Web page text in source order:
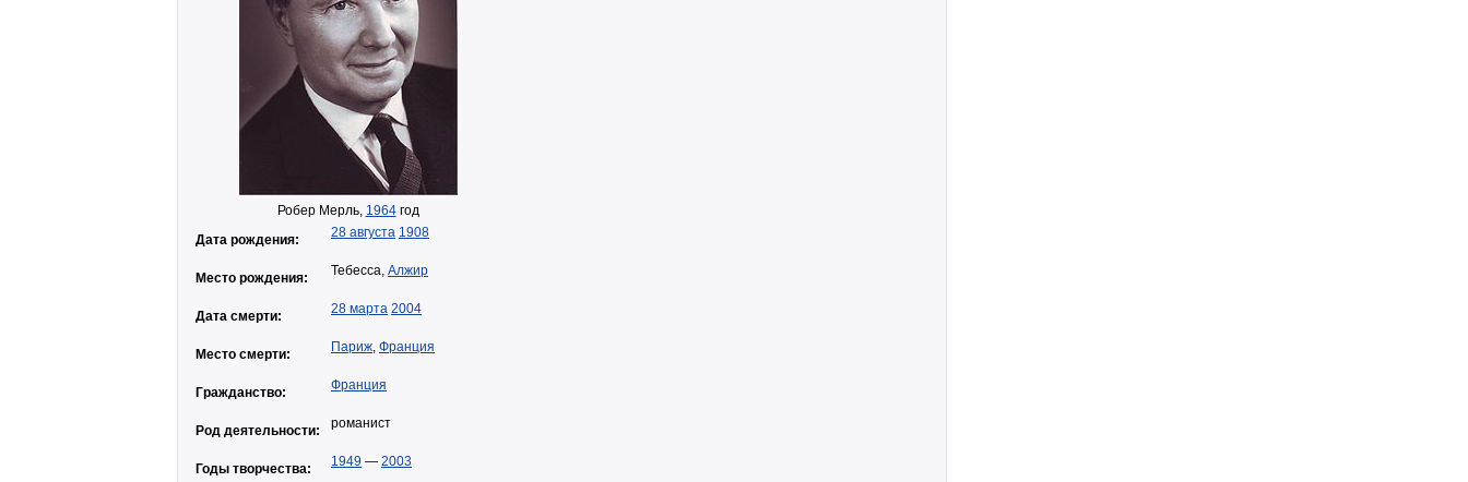
Робер Мерль, 1964год
Дата рождения:
28 августа 1908
Место рождения: Тебесса, Алжир
Дата смерти: 28 марта 2004
Место смерти: Париж, Франция
Гражданство: Франция
Род деятельности: романист
Годы творчества: 1949 — 2003